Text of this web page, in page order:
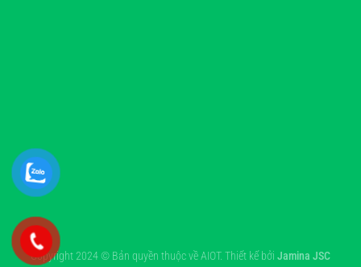
Copyright 2024 © Bản quyền thuộc về AIOT. Thiết kế bởi Jamina JSC